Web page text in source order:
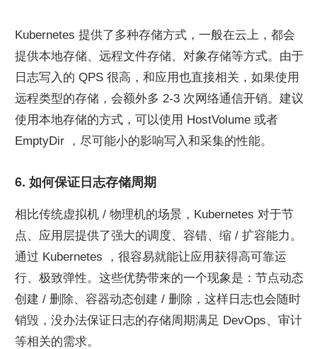
Kubernetes 提供了多种存储方式，一般在云上，都会
提供本地存储、远程文件存储、对象存储等方式。由于
日志写入的 QPS 很高，和应用也直接相关，如果使用
远程类型的存储，会额外多 2-3 次网络通信开销。建议
使用本地存储的方式，可以使用 HostVolume 或者
EmptyDir ，尽可能小的影响写入和采集的性能。
6. 如何保证日志存储周期
相比传统虚拟机 / 物理机的场景，Kubernetes 对于节
点、应用层提供了强大的调度、容错、缩 / 扩容能力。
通过 Kubernetes ，很容易就能让应用获得高可靠运
行、极致弹性。这些优势带来的一个现象是：节点动态
创建 / 删除、容器动态创建 / 删除，这样日志也会随时
销毁，没办法保证日志的存储周期满足 DevOps、审计
等相关的需求。